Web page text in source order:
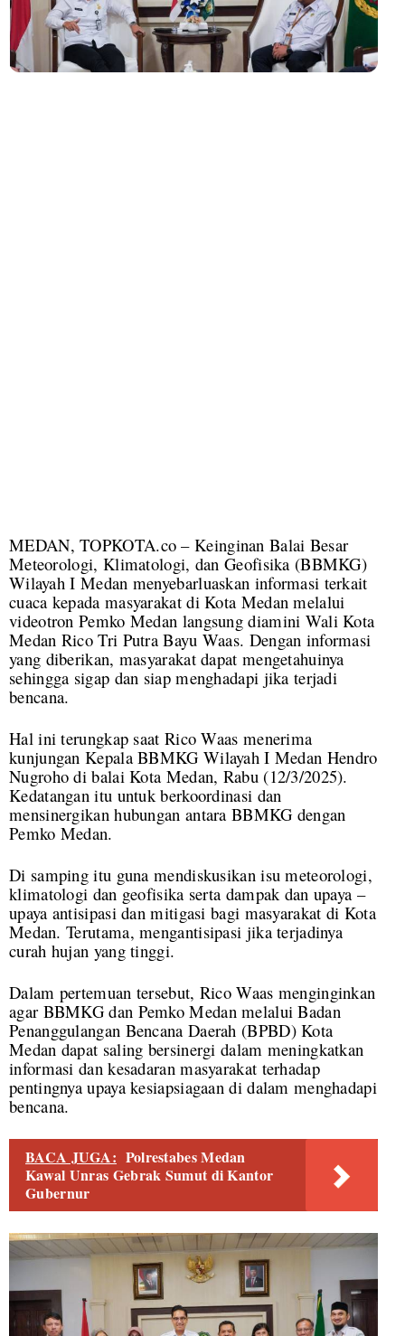
MEDAN, TOPKOTA.co – Keinginan Balai Besar
Meteorologi, Klimatologi, dan Geofisika (BBMKG)
Wilayah I Medan menyebarluaskan informasi terkait
cuaca kepada masyarakat di Kota Medan melalui
videotron Pemko Medan langsung diamini Wali Kota
Medan Rico Tri Putra Bayu Waas. Dengan informasi
yang diberikan, masyarakat dapat mengetahuinya
sehingga sigap dan siap menghadapi jika terjadi
bencana.
Hal ini terungkap saat Rico Waas menerima
kunjungan Kepala BBMKG Wilayah I Medan Hendro
Nugroho di balai Kota Medan, Rabu (12/3/2025).
Kedatangan itu untuk berkoordinasi dan
mensinergikan hubungan antara BBMKG dengan
Pemko Medan.
Di samping itu guna mendiskusikan isu meteorologi,
klimatologi dan geofisika serta dampak dan upaya –
upaya antisipasi dan mitigasi bagi masyarakat di Kota
Medan. Terutama, mengantisipasi jika terjadinya
curah hujan yang tinggi.
Dalam pertemuan tersebut, Rico Waas menginginkan
agar BBMKG dan Pemko Medan melalui Badan
Penanggulangan Bencana Daerah (BPBD) Kota
Medan dapat saling bersinergi dalam meningkatkan
informasi dan kesadaran masyarakat terhadap
pentingnya upaya kesiapsiagaan di dalam menghadapi
bencana.
BACA JUGA: Polrestabes Medan
Kawal Unras Gebrak Sumut di Kantor
Gubernur